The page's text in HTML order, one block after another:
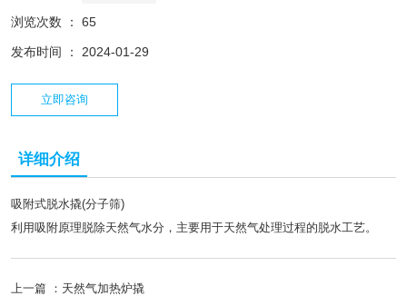
浏览次数 ： 65
发布时间 ： 2024-01-29
立即咨询
详细介绍
吸附式脱水撬(分子筛)
利用吸附原理脱除天然气水分，主要用于天然气处理过程的脱水工艺。
上一篇 ： 天然气加热炉撬